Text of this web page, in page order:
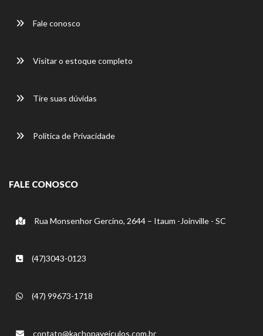
Fale conosco
Visitar o estoque completo
Tire suas dúvidas
Política de Privacidade
FALE CONOSCO
Rua Monsenhor Gercino, 2644 – Itaum -Joinville - SC
(47)3043-0123
(47) 99673-1718
contato@kachopaveiculos.com.br